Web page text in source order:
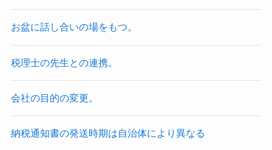
お盆に話し合いの場をもつ。
税理士の先生との連携。
会社の目的の変更。
納税通知書の発送時期は自治体により異なる